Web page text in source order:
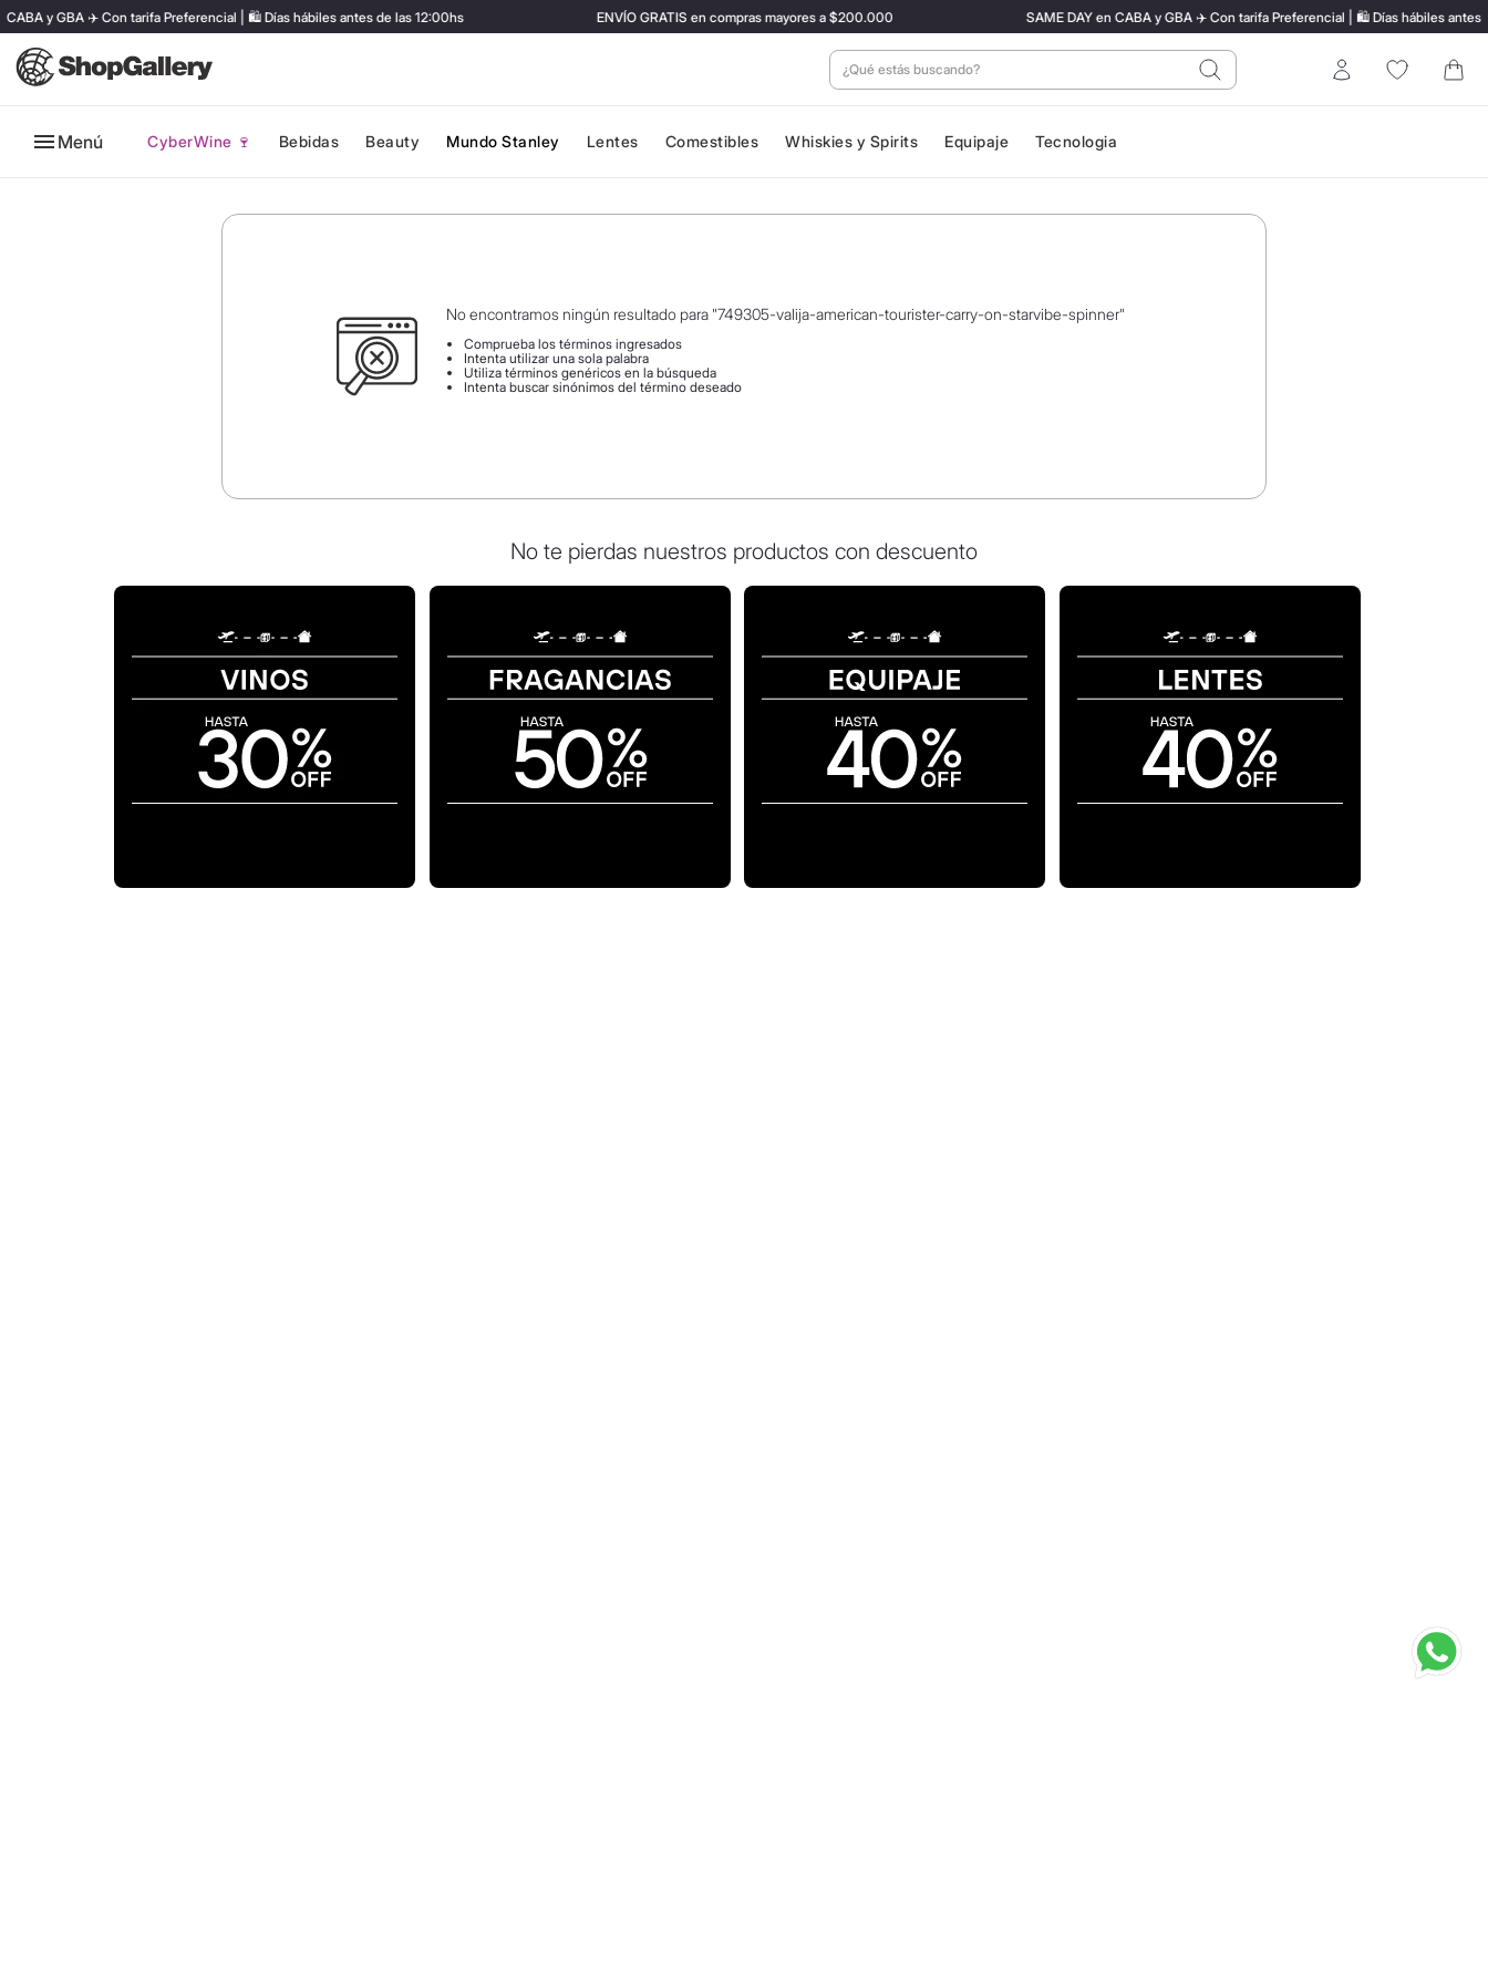
y GBA ✈️ Con tarifa Preferencial | 🛍️ Días hábiles antes de las 12:00hs ENVÍO GRATIS en compras mayores a $200.000 SAME DAY en CABA y GBA ✈️ Con tarifa Preferencial | 🛍️ Días hábiles antes de
¿Qué estás buscando? Entrar
Menú CyberWine 🍷 Bebidas Beauty Mundo Stanley Lentes Comestibles Whiskies y Spirits Equipaje Tecnologia
No encontramos ningún resultado para "749305-valija-american-tourister-carry-on-starvibe-spinner"
Comprueba los términos ingresados
Intenta utilizar una sola palabra
Utiliza términos genéricos en la búsqueda
Intenta buscar sinónimos del término deseado
No te pierdas nuestros productos con descuento